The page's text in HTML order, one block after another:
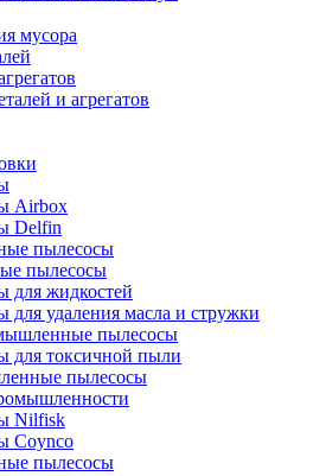
мусора
и агрегатов
Airbox
Delfin
пылесосы
пылесосы
жидкостей
удаления масла и стружки
пылесосы
токсичной пыли
пылесосы
Nilfisk
Coynco
пылесосы